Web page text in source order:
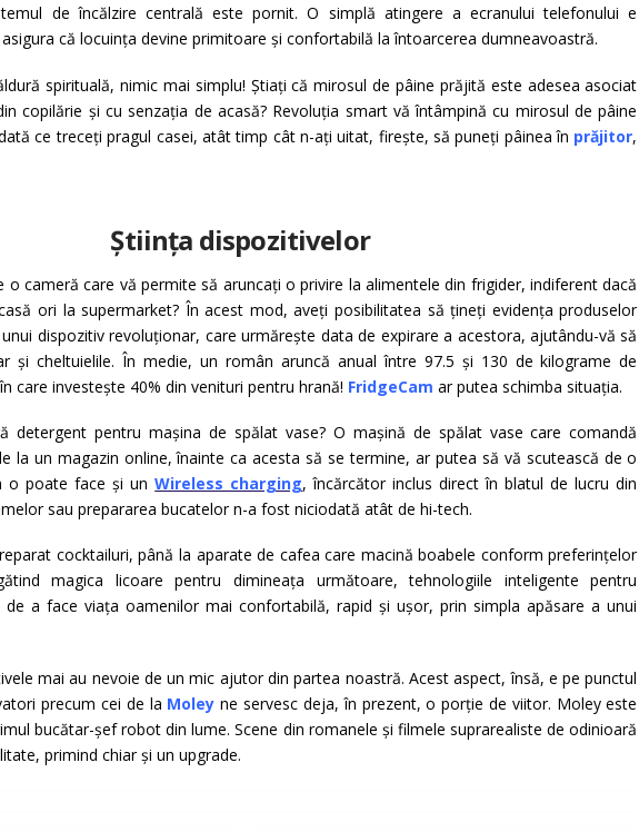
de încălzire centrală este pornit. O simplă atingere a ecranului telefonului e
că locuința devine primitoare și confortabilă la întoarcerea dumneavoastră.
spirituală, nimic mai simplu! Știați că mirosul de pâine prăjită este adesea asociat
copilărie și cu senzația de acasă? Revoluția smart vă întâmpină cu mirosul de pâine
ce treceți pragul casei, atât timp cât n-ați uitat, firește, să puneți pâinea în prăjitor,
Știința dispozitivelor
care vă permite să aruncați o privire la alimentele din frigider, indiferent dacă
ori la supermarket? În acest mod, aveți posibilitatea să țineți evidența produselor
dispozitiv revoluționar, care urmărește data de expirare a acestora, ajutându-vă să
și cheltuielile. În medie, un român aruncă anual între 97.5 și 130 de kilograme de
care investește 40% din venituri pentru hrană! FridgeCam ar putea schimba situația.
detergent pentru mașina de spălat vase? O mașină de spălat vase care comandă
la un magazin online, înainte ca acesta să se termine, ar putea să vă scutească de o
o poate face și unWireless charging, încărcător inclus direct în blatul de lucru din
sau prepararea bucatelor n-a fost niciodată atât de hi-tech.
cocktailuri, până la aparate de cafea care macină boabele conform preferințelor
magica licoare pentru dimineața următoare, tehnologiile inteligente pentru
de a face viața oamenilor mai confortabilă, rapid și ușor, prin simpla apăsare a unui
mai au nevoie de un mic ajutor din partea noastră. Acest aspect, însă, e pe punctul
precum cei de la Moley ne servesc deja, în prezent, o porție de viitor. Moley este
bucătar-șef robot din lume. Scene din romanele și filmele suprarealiste de odinioară
primind chiar și un upgrade.